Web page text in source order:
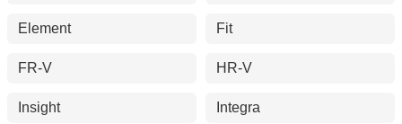
Element Fit
FR-V HR-V
Insight Integra